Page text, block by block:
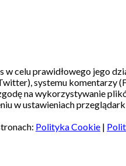
celu prawidłowego jego
systemu komentarzy
na wykorzystywanie
w ustawieniach
Polityka Cookie |